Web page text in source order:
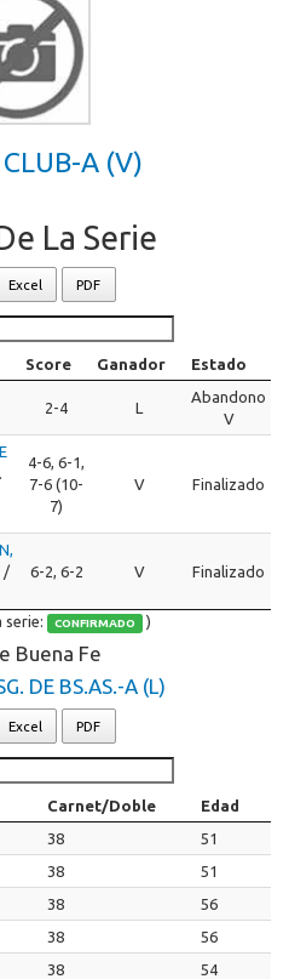
A (V)
La Serie
Excel PDF
Score Ganador Estado
2-4 L
Abandono
V
4-6, 6-1,
7-6 (10-
7)
V Finalizado
/
6-2, 6-2 V Finalizado
serie: CONFIRMADO )
Buena Fe
DE BS.AS.-A (L)
Excel PDF
Carnet/Doble
Edad
38
51
38
51
38
56
38
56
38
54